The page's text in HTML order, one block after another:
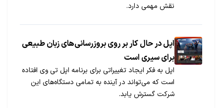
نقش مهمی دارد.
اپل در حال کار بر روی بروزرسانی‌های زبان طبیعی
برای سیری است
اپل به فکر ایجاد تغییراتی برای برنامه اپل تی وی افتاده
است که می‌تواند در آینده به تمامی دستگاه‌های این
شرکت گسترش یابد.